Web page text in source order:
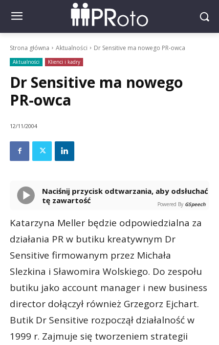
Strona główna Aktualności Dr Sensitive ma nowego PR-owca
Aktualności Klienci i kadry
Dr Sensitive ma nowego
PR-owca
12/11/2004
Naciśnij przycisk odtwarzania, aby odsłuchać
tę zawartość
Powered By GSpeech
Katarzyna Meller będzie odpowiedzialna za
działania PR w butiku kreatywnym Dr
Sensitive firmowanym przez Michała
Slezkina i Sławomira Wolskiego. Do zespołu
butiku jako account manager i new business
director dołączył również Grzegorz Ejchart.
Butik Dr Sensitive rozpoczął działalność w
1999 r. Zajmuje się tworzeniem strategii